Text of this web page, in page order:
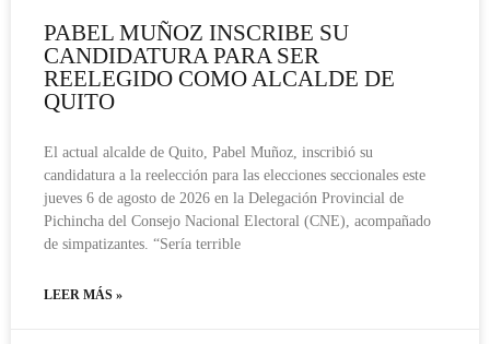
PABEL MUÑOZ INSCRIBE SU
CANDIDATURA PARA SER
REELEGIDO COMO ALCALDE DE
QUITO
El actual alcalde de Quito, Pabel Muñoz, inscribió su
candidatura a la reelección para las elecciones seccionales este
jueves 6 de agosto de 2026 en la Delegación Provincial de
Pichincha del Consejo Nacional Electoral (CNE), acompañado
de simpatizantes. “Sería terrible
LEER MÁS »